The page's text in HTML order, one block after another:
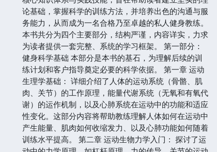
论基础，掌握科学的训练方法，并培养出色的沟通与服
务能力，从而成为一名合格乃至卓越的私人健身教练。
本书共分为四个主要部分，结构严谨，内容详实，力求
为读者提供一套完整、系统的学习框架。 第一部分：
健身科学基础 本部分是本书的基石，为理解后续的训
练计划和客户指导奠定必要的科学依据。 第一章 运动
生理学基础： 详细介绍了人体的运动系统（骨骼、肌
肉、关节）的工作原理，能量代谢系统（无氧和有氧代
谢）的运作机制，以及心肺系统在运动中的功能和适应
性变化。这部分内容将帮助教练理解人体如何在运动中
产生能量、肌肉如何收缩发力、以及心肺功能如何随着
训练水平提高。 第二章 运动生物力学入门： 探讨了运